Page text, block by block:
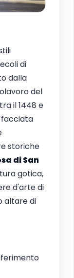
di
dalla
del
il 1448 e
facciata
storiche
di San
gotica,
d'arte di
altare di